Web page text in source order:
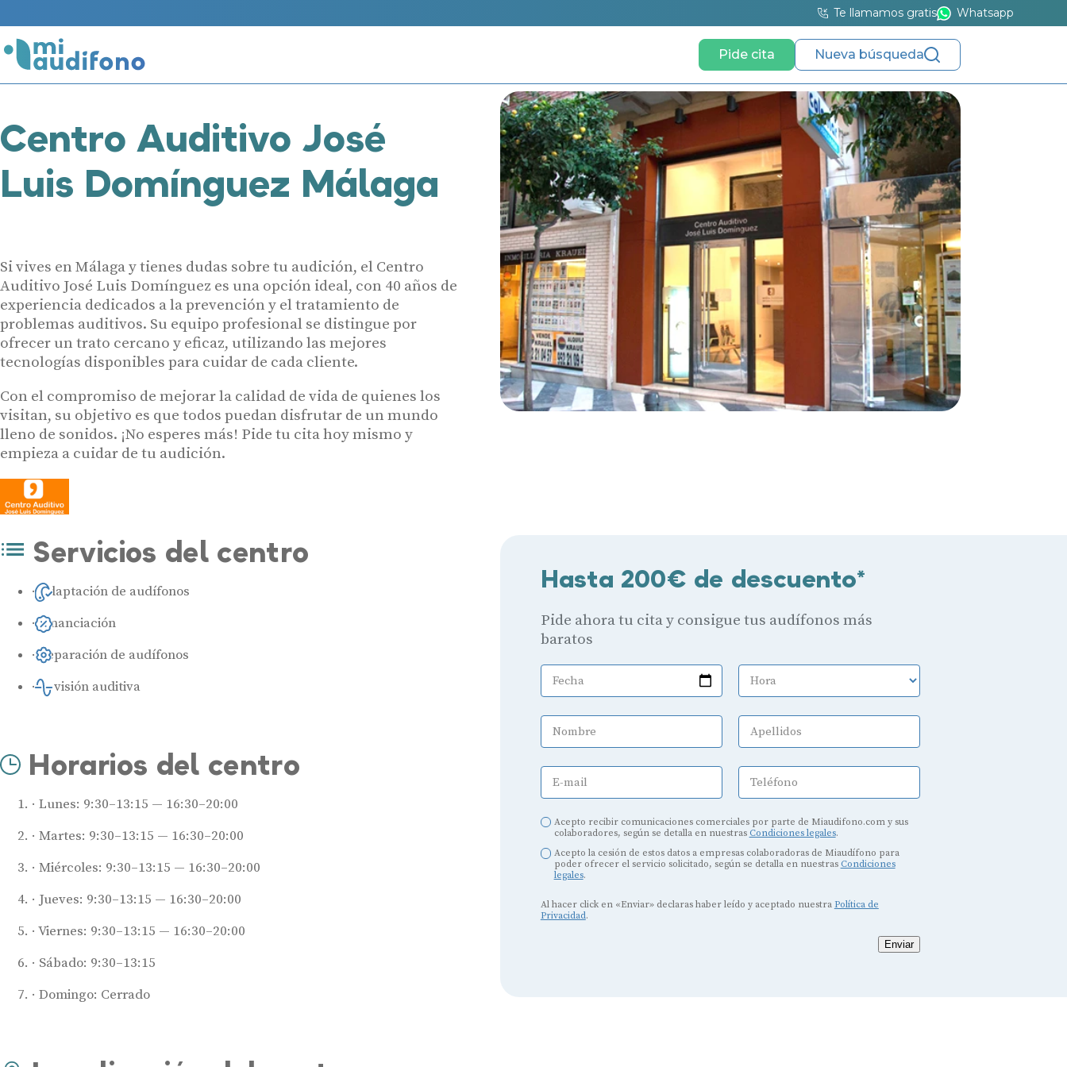
Te llamamos gratis Whatsapp
Pide cita Nueva búsqueda
Centro Auditivo José
Luis Domínguez Málaga
Si vives en Málaga y tienes dudas sobre tu audición, el Centro
Auditivo José Luis Domínguez es una opción ideal, con 40 años de
experiencia dedicados a la prevención y el tratamiento de
problemas auditivos. Su equipo profesional se distingue por
ofrecer un trato cercano y eficaz, utilizando las mejores
tecnologías disponibles para cuidar de cada cliente.
Con el compromiso de mejorar la calidad de vida de quienes los
visitan, su objetivo es que todos puedan disfrutar de un mundo
lleno de sonidos. ¡No esperes más! Pide tu cita hoy mismo y
empieza a cuidar de tu audición.
Hasta 200€ de descuento*
Pide ahora tu cita y consigue tus audífonos más
baratos
Fecha Hora
Nombre Apellidos
E-mail Teléfono
Acepto recibir comunicaciones comerciales por parte de Miaudifono.com y sus
colaboradores, según se detalla en nuestras Condiciones legales.
Acepto la cesión de estos datos a empresas colaboradoras de Miaudífono para
poder ofrecer el servicio solicitado, según se detalla en nuestras Condiciones
legales.
Al hacer click en «Enviar» declaras haber leído y aceptado nuestra Política de
Privacidad.
Enviar
Servicios del centro
Adaptación de audífonos
Financiación
Reparación de audífonos
Revisión auditiva
Horarios del centro
Lunes: 9:30–13:15 — 16:30–20:00
Martes: 9:30–13:15 — 16:30–20:00
Miércoles: 9:30–13:15 — 16:30–20:00
Jueves: 9:30–13:15 — 16:30–20:00
Viernes: 9:30–13:15 — 16:30–20:00
Sábado: 9:30–13:15
Domingo: Cerrado
Audífonos
Mejores marcas de audífonos
Tipos de audífonos para la sordera